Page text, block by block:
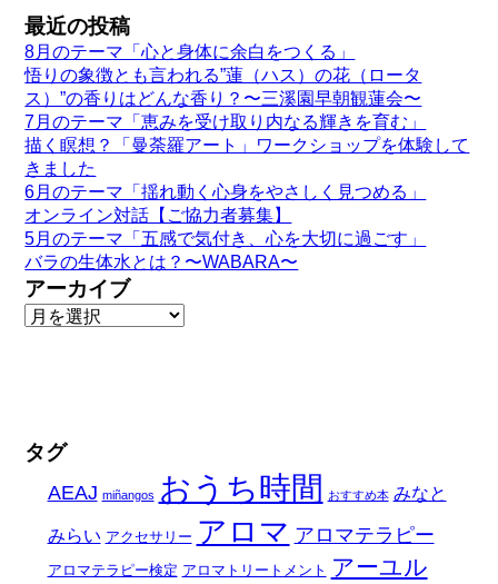
最近の投稿
8月のテーマ「心と身体に余白をつくる」
悟りの象徴とも言われる”蓮（ハス）の花（ロータ
ス）”の香りはどんな香り？〜三溪園早朝観蓮会〜
7月のテーマ「恵みを受け取り内なる輝きを育む」
描く瞑想？「曼荼羅アート」ワークショップを体験して
きました
6月のテーマ「揺れ動く心身をやさしく見つめる」
オンライン対話【ご協力者募集】
5月のテーマ「五感で気付き、心を大切に過ごす」
バラの生体水とは？〜WABARA〜
アーカイブ
タグ
AEAJ miñangos おうち時間 おすすめ本 みなと
みらい アクセサリー アロマ アロマテラピー
アロマテラピー検定 アロマトリートメント アーユル